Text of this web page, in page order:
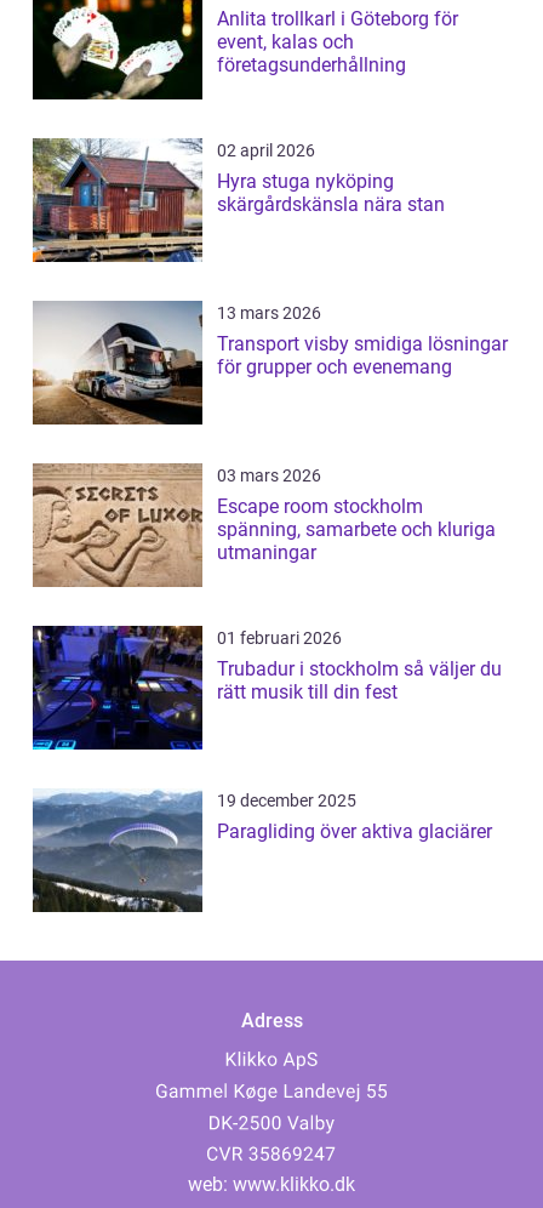
Anlita trollkarl i Göteborg för
event, kalas och
företagsunderhållning
02 april 2026
Hyra stuga nyköping
skärgårdskänsla nära stan
13 mars 2026
Transport visby smidiga lösningar
för grupper och evenemang
03 mars 2026
Escape room stockholm
spänning, samarbete och kluriga
utmaningar
01 februari 2026
Trubadur i stockholm så väljer du
rätt musik till din fest
19 december 2025
Paragliding över aktiva glaciärer
Adress
web: www.klikko.dk